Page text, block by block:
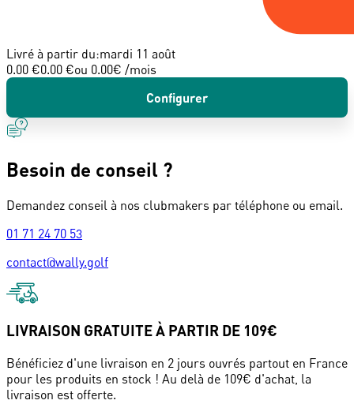
Livré à partir du:mardi 11 août
0.00 €0.00 €ou 0.00€ /mois
Configurer
Besoin de conseil ?
Demandez conseil à nos clubmakers par téléphone ou email.
01 71 24 70 53
contact@wally.golf
LIVRAISON GRATUITE À PARTIR DE 109€
Bénéficiez d'une livraison en 2 jours ouvrés partout en France
pour les produits en stock ! Au delà de 109€ d'achat, la
livraison est offerte.